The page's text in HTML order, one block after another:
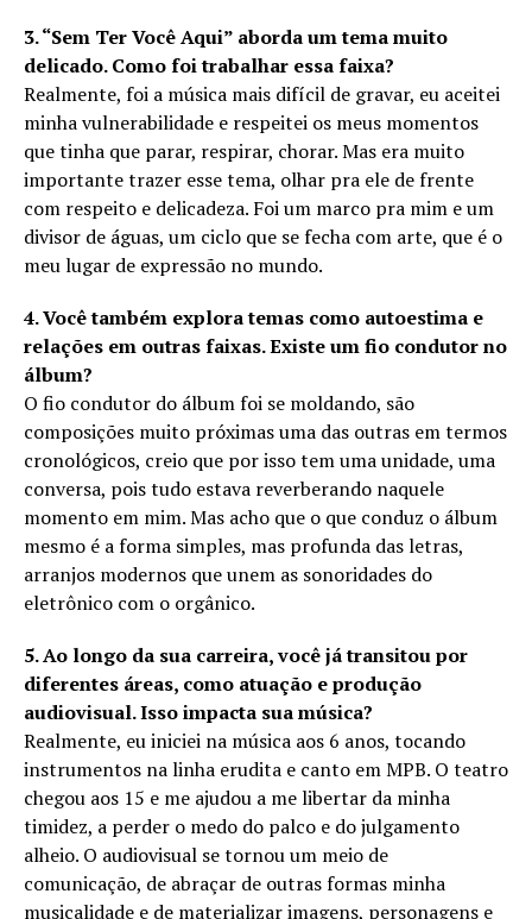
3. “Sem Ter Você Aqui” aborda um tema muito
delicado. Como foi trabalhar essa faixa?
Realmente, foi a música mais difícil de gravar, eu aceitei
minha vulnerabilidade e respeitei os meus momentos
que tinha que parar, respirar, chorar. Mas era muito
importante trazer esse tema, olhar pra ele de frente
com respeito e delicadeza. Foi um marco pra mim e um
divisor de águas, um ciclo que se fecha com arte, que é o
meu lugar de expressão no mundo.
4. Você também explora temas como autoestima e
relações em outras faixas. Existe um fio condutor no
álbum?
O fio condutor do álbum foi se moldando, são
composições muito próximas uma das outras em termos
cronológicos, creio que por isso tem uma unidade, uma
conversa, pois tudo estava reverberando naquele
momento em mim. Mas acho que o que conduz o álbum
mesmo é a forma simples, mas profunda das letras,
arranjos modernos que unem as sonoridades do
eletrônico com o orgânico.
5. Ao longo da sua carreira, você já transitou por
diferentes áreas, como atuação e produção
audiovisual. Isso impacta sua música?
Realmente, eu iniciei na música aos 6 anos, tocando
instrumentos na linha erudita e canto em MPB. O teatro
chegou aos 15 e me ajudou a me libertar da minha
timidez, a perder o medo do palco e do julgamento
alheio. O audiovisual se tornou um meio de
comunicação, de abraçar de outras formas minha
musicalidade e de materializar imagens, personagens e